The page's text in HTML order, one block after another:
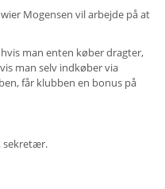
Mogensen vil arbejde på at
man enten køber dragter,
man selv indkøber via
får klubben en bonus på
sekretær.